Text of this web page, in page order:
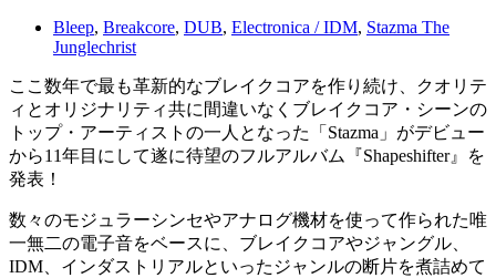
Bleep, Breakcore, DUB, Electronica / IDM, Stazma The
Junglechrist
ここ数年で最も革新的なブレイクコアを作り続け、クオリテ
ィとオリジナリティ共に間違いなくブレイクコア・シーンの
トップ・アーティストの一人となった「Stazma」がデビュー
から11年目にして遂に待望のフルアルバム『Shapeshifter』を
発表！
数々のモジュラーシンセやアナログ機材を使って作られた唯
一無二の電子音をベースに、ブレイクコアやジャングル、
IDM、インダストリアルといったジャンルの断片を煮詰めて